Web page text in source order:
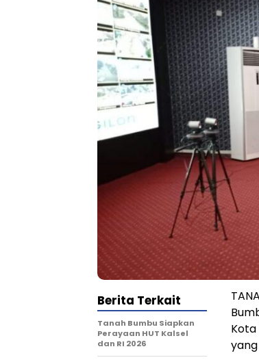
Berita Terkait
Tanah Bumbu Siapkan
Perayaan HUT Kalsel
dan RI 2026